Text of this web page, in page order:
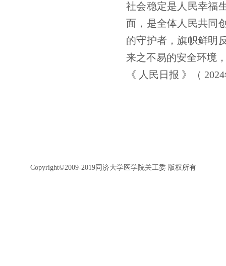
社会稳定是人民幸福
面，是全体人民共同
的守护者，旗帜鲜明
来之不易的安全环境
《 人民日报 》（
Copyright©2009-2019同济大学医学院关工委 版权所有